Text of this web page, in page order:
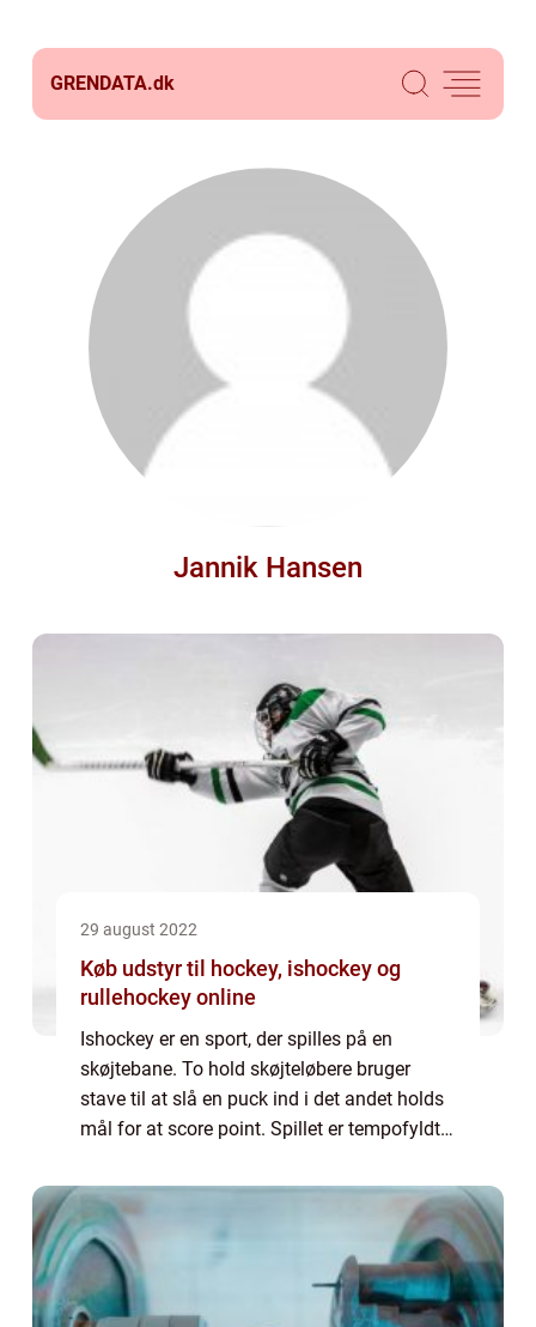
GRENDATA.dk
Jannik Hansen
29 august 2022
Køb udstyr til hockey, ishockey og
rullehockey online
Ishockey er en sport, der spilles på en
skøjtebane. To hold skøjteløbere bruger
stave til at slå en puck ind i det andet holds
mål for at score point. Spillet er tempofyldt
smidighed. Ishockey er populært i ma...